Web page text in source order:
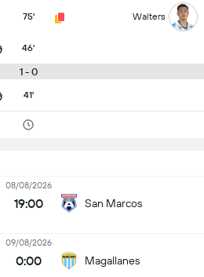
75' Walters
46'
1 - 0
41'
08/08/2026
19:00 San Marcos
09/08/2026
0:00 Magallanes